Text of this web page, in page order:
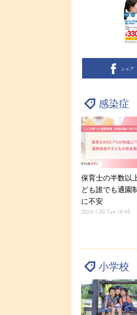
シェア
感染症
保育士の半数以
ども誰でも通園
に不安
2026.1.20 Tue 16:45
小学校